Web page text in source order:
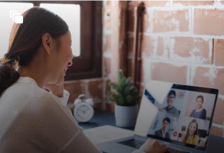
기 대부분은 티타임즈를 보고 하는 것이다.” “트렌드를 뽑아내는 능력, 이
슈를 정리하는 능력에 탄복했다.” “마치 책을 한권 읽은 것 같다. 핵심 압축
콘텐츠 전략이 티타임즈 업의 본질이다.”이처럼 티타임즈는 독자들에게
‘지적으로 뒤처지지 않고 트렌드를 따라갈 수 있는 동반자’의 역할을 하고
자 합니다. 2. 티타임즈가 찾는 분은? ① 경제‧경영과 IT에 관심 있는 분
이면 좋겠습니다.